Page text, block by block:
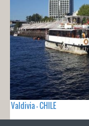
Valdivia - CHILE